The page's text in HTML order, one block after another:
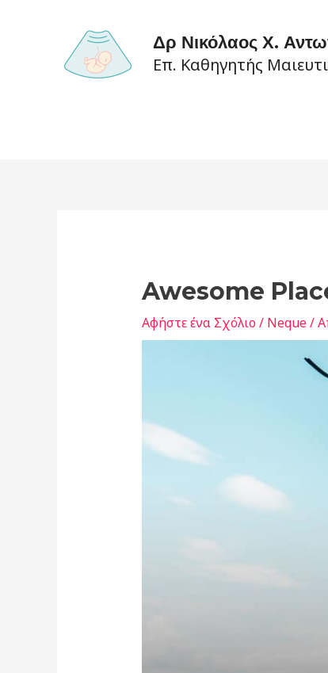
περιεχόμενο
Δρ Νικόλαος Χ.
Επ. Καθηγητής
Awesome
Αφήστε ένα Σχόλιο/ Neque/